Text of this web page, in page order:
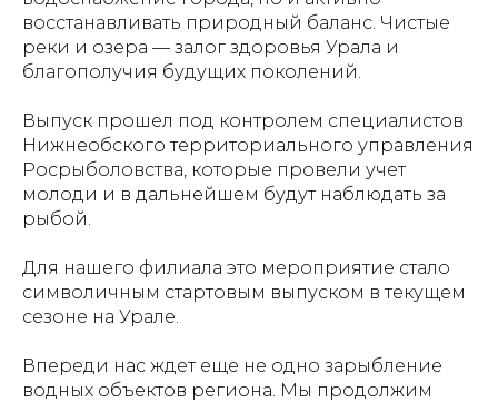
восстанавливать природный баланс. Чистые
реки и озера — залог здоровья Урала и
благополучия будущих поколений.
Выпуск прошел под контролем специалистов
Нижнеобского территориального управления
Росрыболовства, которые провели учет
молоди и в дальнейшем будут наблюдать за
рыбой.
Для нашего филиала это мероприятие стало
символичным стартовым выпуском в текущем
сезоне на Урале.
Впереди нас ждет еще не одно зарыбление
водных объектов региона. Мы продолжим